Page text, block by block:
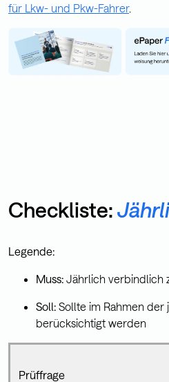
für Lkw- und Pkw-Fahrer.
Checkliste:
Legende:
Muss: Jährlich verbindlich
Soll: Sollte im Rahmen
berücksichtigt werden
Prüffrage